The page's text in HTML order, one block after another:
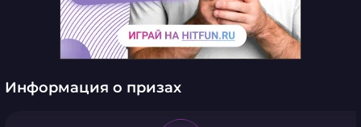
Информация о призах